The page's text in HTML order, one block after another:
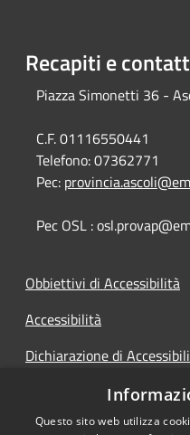
Recapiti e
Piazza Simonetti 36 -
C.F. 01116550441
Telefono:07362771
Pec:
Pec OSL :
Obbiettivi di Accessibilità
Accessibilità
Dichiarazione di
Accesso Civico
Questo sito web utilizza